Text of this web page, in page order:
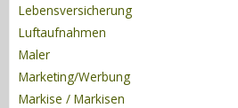
Lebensversicherung
Luftaufnahmen
Maler
Marketing/Werbung
Markise / Markisen